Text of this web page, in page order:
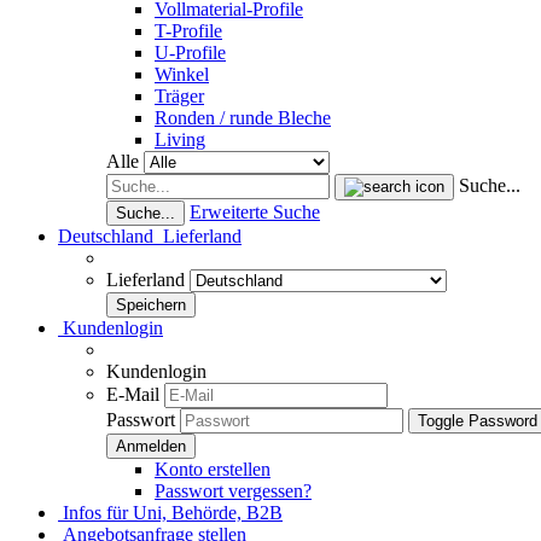
Vollmaterial-Profile
T-Profile
U-Profile
Winkel
Träger
Ronden / runde Bleche
Living
Alle
Suche...
Suche...
Erweiterte Suche
Deutschland Lieferland
Lieferland
Kundenlogin
Kundenlogin
E-Mail
Passwort
Toggle
Konto erstellen
Passwort vergessen?
Infos für Uni, Behörde, B2B
Angebotsanfrage stellen